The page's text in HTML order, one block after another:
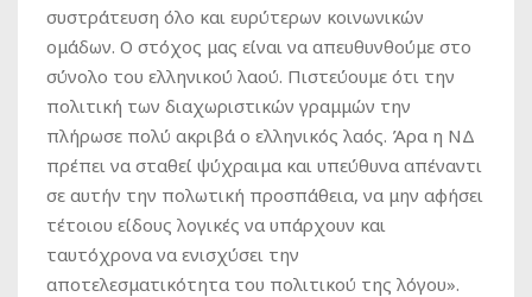
συστράτευση όλο και ευρύτερων κοινωνικών
ομάδων. Ο στόχος μας είναι να απευθυνθούμε στο
σύνολο του ελληνικού λαού. Πιστεύουμε ότι την
πολιτική των διαχωριστικών γραμμών την
πλήρωσε πολύ ακριβά ο ελληνικός λαός. Άρα η ΝΔ
πρέπει να σταθεί ψύχραιμα και υπεύθυνα απέναντι
σε αυτήν την πολωτική προσπάθεια, να μην αφήσει
τέτοιου είδους λογικές να υπάρχουν και
ταυτόχρονα να ενισχύσει την
αποτελεσματικότητα του πολιτικού της λόγου».